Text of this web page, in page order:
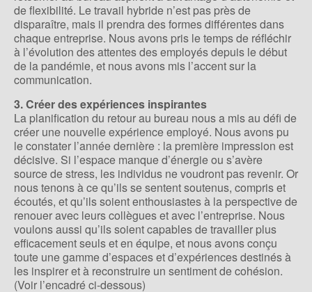
de flexibilité. Le travail hybride n’est pas près de
disparaître, mais il prendra des formes différentes dans
chaque entreprise. Nous avons pris le temps de réfléchir
à l’évolution des attentes des employés depuis le début
de la pandémie, et nous avons mis l’accent sur la
communication.
3. Créer des expériences inspirantes
La planification du retour au bureau nous a mis au défi de
créer une nouvelle expérience employé. Nous avons pu
le constater l’année dernière : la première impression est
décisive. Si l’espace manque d’énergie ou s’avère
source de stress, les individus ne voudront pas revenir. Or
nous tenons à ce qu’ils se sentent soutenus, compris et
écoutés, et qu’ils soient enthousiastes à la perspective de
renouer avec leurs collègues et avec l’entreprise. Nous
voulons aussi qu’ils soient capables de travailler plus
efficacement seuls et en équipe, et nous avons conçu
toute une gamme d’espaces et d’expériences destinés à
les inspirer et à reconstruire un sentiment de cohésion.
(Voir l’encadré ci-dessous)